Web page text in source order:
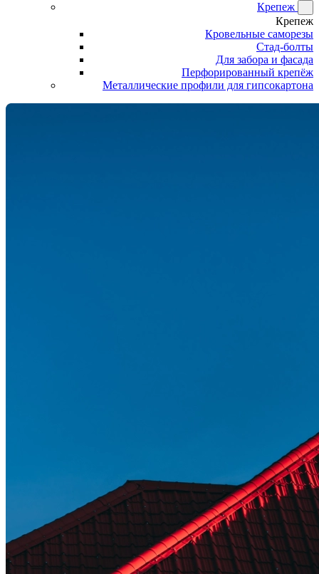
Крепеж
Крепеж
Кровельные саморезы
Стад-болты
Для забора и фасада
Перфорированный крепёж
Металлические профили для гипсокартона